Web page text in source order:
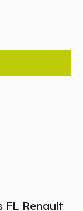
FL Renault